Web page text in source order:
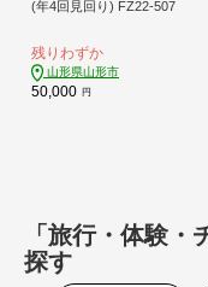
(年4回見回り) FZ22-507
残りわずか
山形県山形市
50,000 円
「旅行・体験
探す